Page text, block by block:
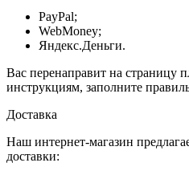
PayPal;
WebMoney;
Яндекс.Деньги.
Вас перенаправит на страницу
инструкциям, заполните
Доставка
Наш интернет-магазин
доставки: